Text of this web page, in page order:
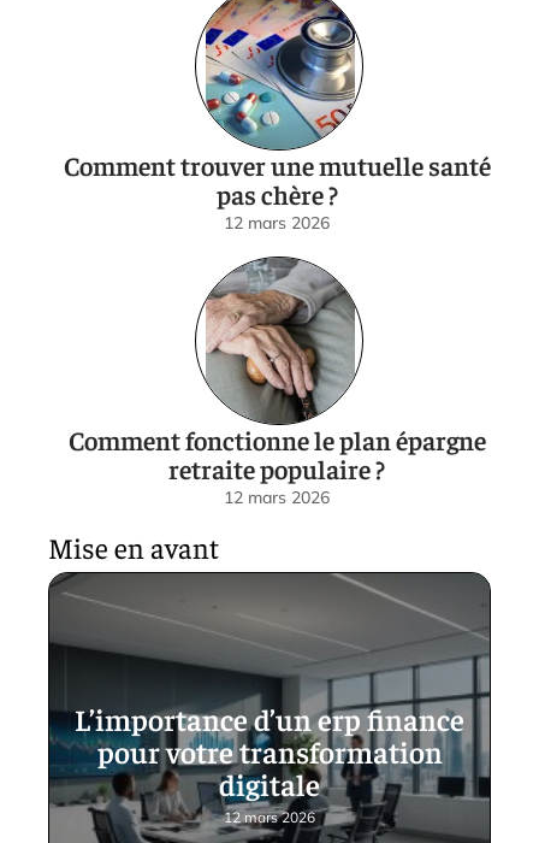
Comment trouver une mutuelle santé
pas chère ?
12 mars 2026
Comment fonctionne le plan épargne
retraite populaire ?
12 mars 2026
Mise en avant
L’importance d’un erp finance
pour votre transformation
digitale
12 mars 2026